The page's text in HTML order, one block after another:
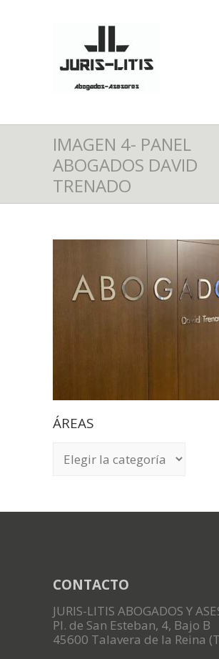
IMAGEN 4- PANEL
ABOGADOS DAVID
TRENADO
ÁREAS
CONTACTO
JURIS-LITIS ABOGADOS Y
Pl. de San Esteban, 4, Bajo B
45600 Talavera de la Reina